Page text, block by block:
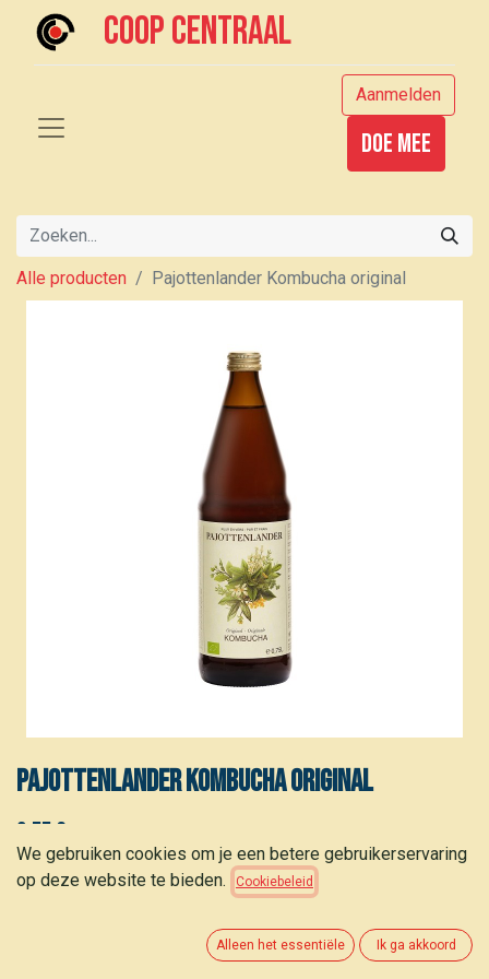
Coop centraal
Aanmelden
Doe mee
Alle producten Pajottenlander Kombucha original
Pajottenlander Kombucha original
3,55 €
TOEVOEGEN AAN WINKELMANDJE
We gebruiken cookies om je een betere gebruikerservaring
op deze website te bieden.
Cookiebeleid
Alleen het essentiële Ik ga akkoord